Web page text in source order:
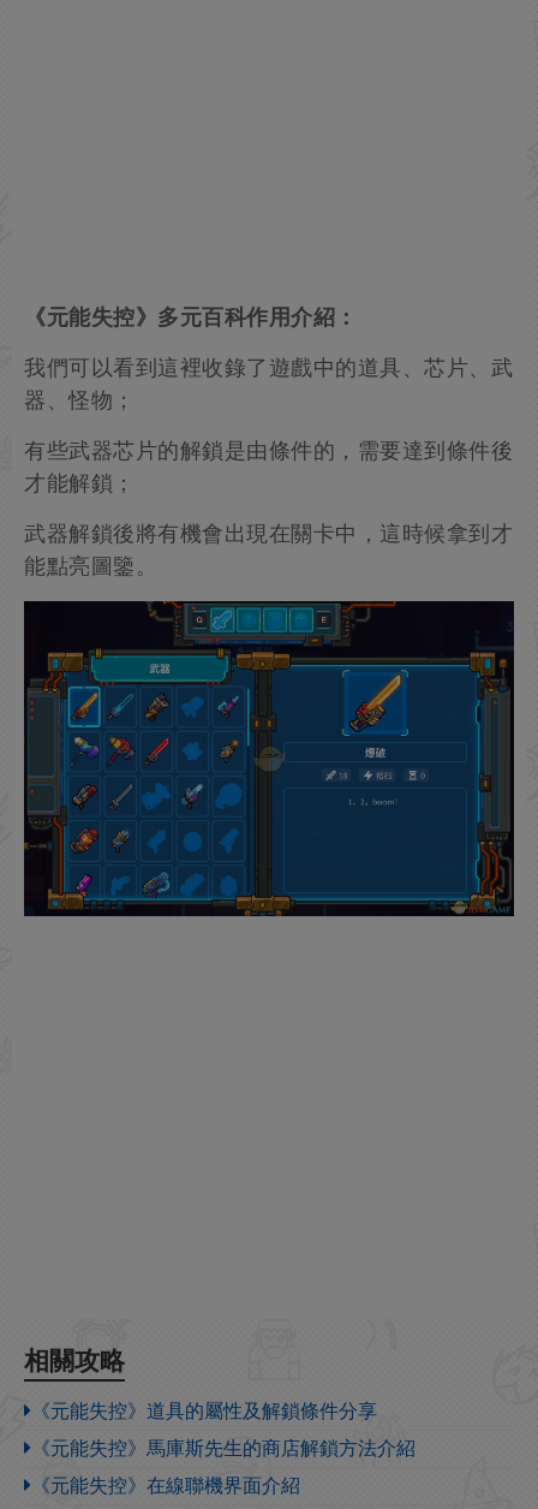
《元能失控》多元百科作用介紹：
我們可以看到這裡收錄了遊戲中的道具、芯片、武
器、怪物；
有些武器芯片的解鎖是由條件的，需要達到條件後
才能解鎖；
武器解鎖後將有機會出現在關卡中，這時候拿到才
能點亮圖鑒。
相關攻略
《元能失控》道具的屬性及解鎖條件分享
《元能失控》馬庫斯先生的商店解鎖方法介紹
《元能失控》在線聯機界面介紹